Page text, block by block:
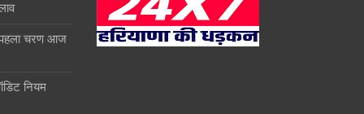
चरण आज
नियम